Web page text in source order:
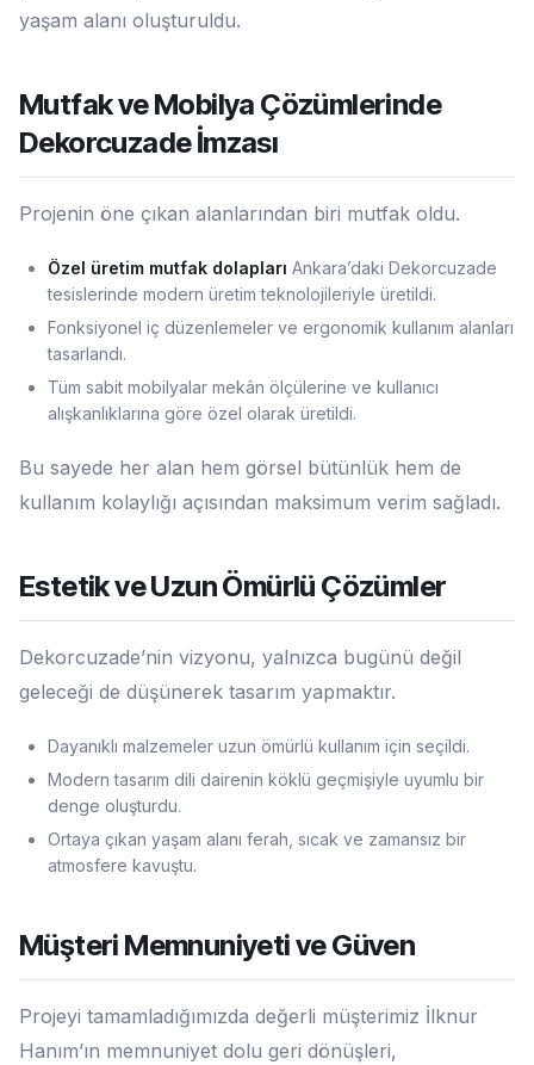
yaşam alanı oluşturuldu.
Mutfak ve Mobilya Çözümlerinde
Dekorcuzade İmzası
Projenin öne çıkan alanlarından biri mutfak oldu.
Özel üretim mutfak dolapları Ankara’daki Dekorcuzade
tesislerinde modern üretim teknolojileriyle üretildi.
Fonksiyonel iç düzenlemeler ve ergonomik kullanım alanları
tasarlandı.
Tüm sabit mobilyalar mekân ölçülerine ve kullanıcı
alışkanlıklarına göre özel olarak üretildi.
Bu sayede her alan hem görsel bütünlük hem de
kullanım kolaylığı açısından maksimum verim sağladı.
Estetik ve Uzun Ömürlü Çözümler
Dekorcuzade’nin vizyonu, yalnızca bugünü değil
geleceği de düşünerek tasarım yapmaktır.
Dayanıklı malzemeler uzun ömürlü kullanım için seçildi.
Modern tasarım dili dairenin köklü geçmişiyle uyumlu bir
denge oluşturdu.
Ortaya çıkan yaşam alanı ferah, sıcak ve zamansız bir
atmosfere kavuştu.
Müşteri Memnuniyeti ve Güven
Projeyi tamamladığımızda değerli müşterimiz İlknur
Hanım’ın memnuniyet dolu geri dönüşleri,